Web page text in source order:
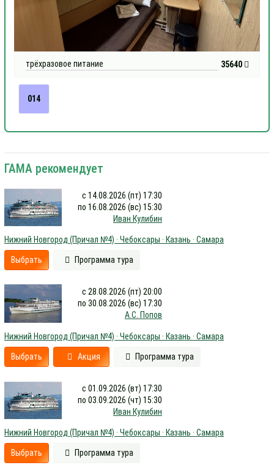
трёхразовое питание 35640
014
ГАМА рекомендует
с 14.08.2026 (пт) 17:30
по 16.08.2026 (вс) 15:30
Иван Кулибин
Нижний Новгород (Причал №4) · Чебоксары · Казань · Самара
Выбрать Программа тура
с 28.08.2026 (пт) 20:00
по 30.08.2026 (вс) 17:30
А.С. Попов
Нижний Новгород (Причал №4) · Чебоксары · Казань · Самара
Выбрать Акция Программа тура
с 01.09.2026 (вт) 17:30
по 03.09.2026 (чт) 15:30
Иван Кулибин
Нижний Новгород (Причал №4) · Чебоксары · Казань · Самара
Выбрать Программа тура